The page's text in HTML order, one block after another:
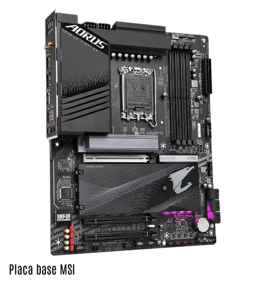
Placa base MSI